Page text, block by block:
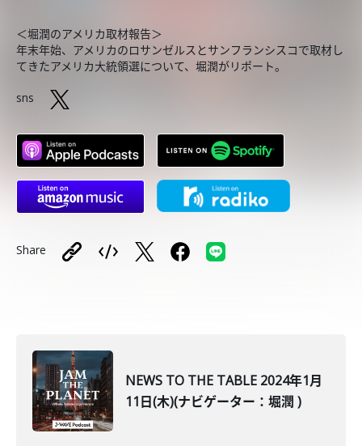
＜堀潤のアメリカ取材報告＞
年末年始、アメリカのロサンゼルスとサンフランシスコで取材し
てきたアメリカ大統領選について、堀潤がリポート。
sns
Share
NEWS TO THE TABLE 2024年1月
11日(木)(ナビゲーター：堀潤 )